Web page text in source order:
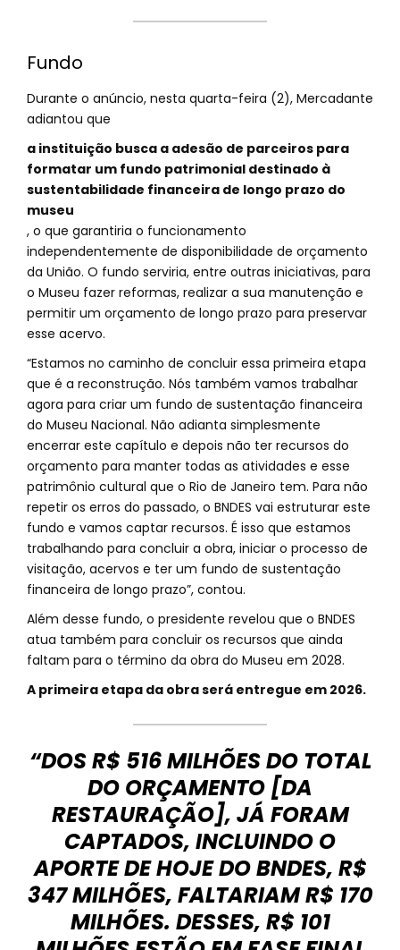
Fundo
Durante o anúncio, nesta quarta-feira (2), Mercadante
adiantou que
a instituição busca a adesão de parceiros para
formatar um fundo patrimonial destinado à
sustentabilidade financeira de longo prazo do
museu
, o que garantiria o funcionamento
independentemente de disponibilidade de orçamento
da União. O fundo serviria, entre outras iniciativas, para
o Museu fazer reformas, realizar a sua manutenção e
permitir um orçamento de longo prazo para preservar
esse acervo.
“Estamos no caminho de concluir essa primeira etapa
que é a reconstrução. Nós também vamos trabalhar
agora para criar um fundo de sustentação financeira
do Museu Nacional. Não adianta simplesmente
encerrar este capítulo e depois não ter recursos do
orçamento para manter todas as atividades e esse
patrimônio cultural que o Rio de Janeiro tem. Para não
repetir os erros do passado, o BNDES vai estruturar este
fundo e vamos captar recursos. É isso que estamos
trabalhando para concluir a obra, iniciar o processo de
visitação, acervos e ter um fundo de sustentação
financeira de longo prazo”, contou.
Além desse fundo, o presidente revelou que o BNDES
atua também para concluir os recursos que ainda
faltam para o término da obra do Museu em 2028.
A primeira etapa da obra será entregue em 2026.
“DOS R$ 516 MILHÕES DO TOTAL
DO ORÇAMENTO [DA
RESTAURAÇÃO], JÁ FORAM
CAPTADOS, INCLUINDO O
APORTE DE HOJE DO BNDES, R$
347 MILHÕES, FALTARIAM R$ 170
MILHÕES. DESSES, R$ 101